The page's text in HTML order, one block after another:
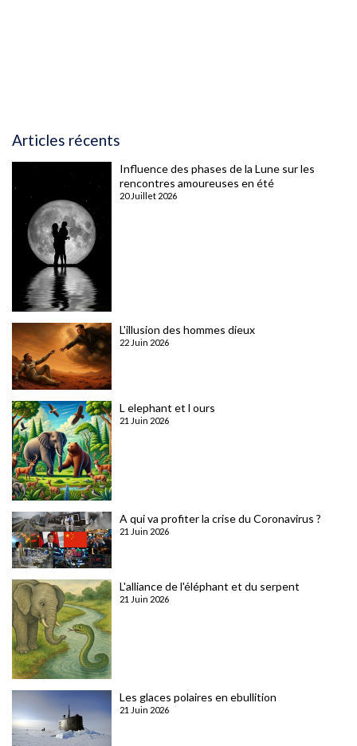
Articles récents
Influence des phases de la Lune sur les
rencontres amoureuses en été
20 Juillet 2026
L'illusion des hommes dieux
22 Juin 2026
L elephant et l ours
21 Juin 2026
A qui va profiter la crise du Coronavirus ?
21 Juin 2026
L'alliance de l'éléphant et du serpent
21 Juin 2026
Les glaces polaires en ebullition
21 Juin 2026